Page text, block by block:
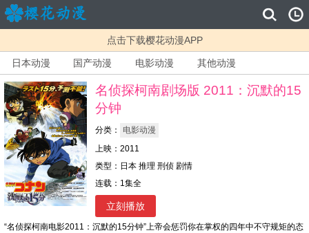
点击下载樱花动漫APP
日本动漫 国产动漫 电影动漫 其他动漫
名侦探柯南剧场版 2011：沉默的15
分钟
分类：
电影动漫
上映：2011
类型：日本 推理 刑侦 剧情
连载：1集全
立刻播放
“名侦探柯南电影2011：沉默的15分钟”上帝会惩罚你在掌权的四年中不守规矩的态